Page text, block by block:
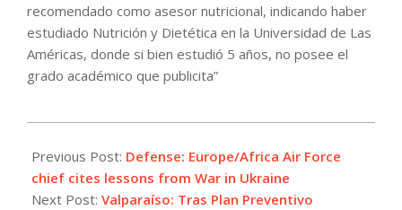
recomendado como asesor nutricional, indicando haber
estudiado Nutrición y Dietética en la Universidad de Las
Américas, donde si bien estudió 5 años, no posee el
grado académico que publicita”
08-
20
Previous Post: Defense: Europe/Africa Air Force
chief cites lessons from War in Ukraine
Next Post: Valparaíso: Tras Plan Preventivo